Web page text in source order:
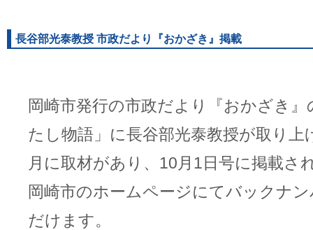
長谷部光泰教授 市政だより『おかざき』掲載
岡崎市発行の市政だより『おかざき』
たし物語」に長谷部光泰教授が取り上
月に取材があり、10月1日号に掲載さ
岡崎市のホームページにてバックナ
だけます。